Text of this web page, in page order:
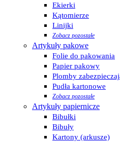
Ekierki
Kątomierze
Linijki
Zobacz pozostałe
Artykuły pakowe
Folie do pakowania
Papier pakowy
Plomby
Pudła kartonowe
Zobacz pozostałe
Artykuły papiernicze
Bibułki
Bibuły
Kartony (arkusze)